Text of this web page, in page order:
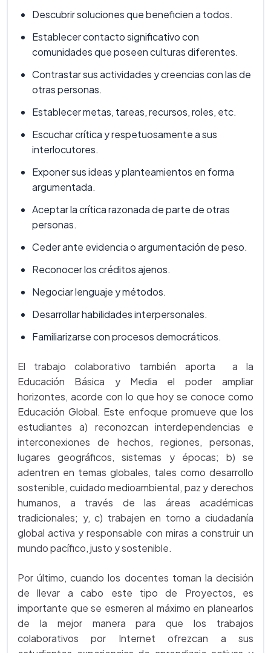
Descubrir soluciones que beneficien a todos.
Establecer contacto significativo con
comunidades que poseen culturas diferentes.
Contrastar sus actividades y creencias con las de
otras personas.
Establecer metas, tareas, recursos, roles, etc.
Escuchar crítica y respetuosamente a sus
interlocutores.
Exponer sus ideas y planteamientos en forma
argumentada.
Aceptar la crítica razonada de parte de otras
personas.
Ceder ante evidencia o argumentación de peso.
Reconocer los créditos ajenos.
Negociar lenguaje y métodos.
Desarrollar habilidades interpersonales.
Familiarizarse con procesos democráticos.
El trabajo colaborativo también aporta a la
Educación Básica y Media el poder ampliar
horizontes, acorde con lo que hoy se conoce como
Educación Global. Este enfoque promueve que los
estudiantes a) reconozcan interdependencias e
interconexiones de hechos, regiones, personas,
lugares geográficos, sistemas y épocas; b) se
adentren en temas globales, tales como desarrollo
sostenible, cuidado medioambiental, paz y derechos
humanos, a través de las áreas académicas
tradicionales; y, c) trabajen en torno a ciudadanía
global activa y responsable con miras a construir un
mundo pacífico, justo y sostenible.
Por último, cuando los docentes toman la decisión
de llevar a cabo este tipo de Proyectos, es
importante que se esmeren al máximo en planearlos
de la mejor manera para que los trabajos
colaborativos por Internet ofrezcan a sus